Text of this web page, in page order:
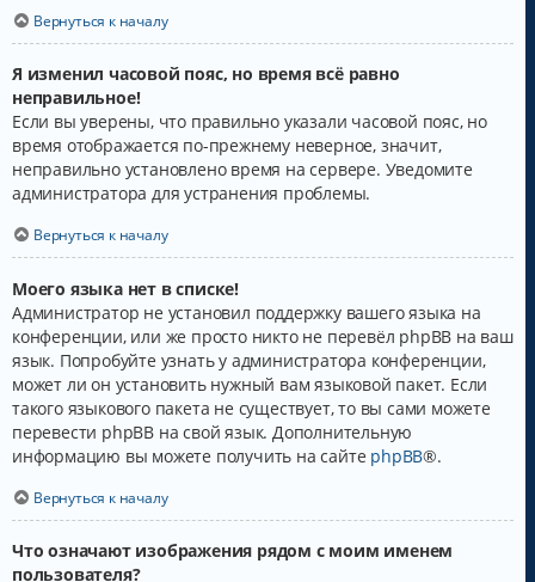
Вернуться к началу
Я изменил часовой пояс, но время всё равно
неправильное!
Если вы уверены, что правильно указали часовой пояс, но
время отображается по-прежнему неверное, значит,
неправильно установлено время на сервере. Уведомите
администратора для устранения проблемы.
Вернуться к началу
Моего языка нет в списке!
Администратор не установил поддержку вашего языка на
конференции, или же просто никто не перевёл phpBB на ваш
язык. Попробуйте узнать у администратора конференции,
может ли он установить нужный вам языковой пакет. Если
такого языкового пакета не существует, то вы сами можете
перевести phpBB на свой язык. Дополнительную
информацию вы можете получить на сайте phpBB®.
Вернуться к началу
Что означают изображения рядом с моим именем
пользователя?